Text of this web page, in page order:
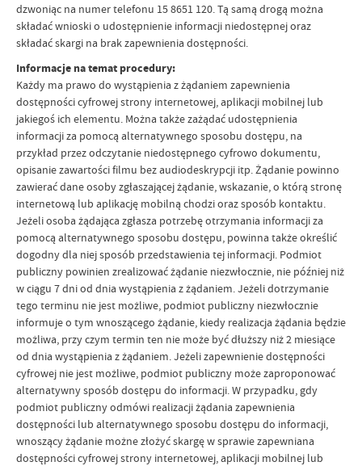
dzwoniąc na numer telefonu 15 8651 120. Tą samą drogą można
składać wnioski o udostępnienie informacji niedostępnej oraz
składać skargi na brak zapewnienia dostępności.
Informacje na temat procedury:
Każdy ma prawo do wystąpienia z żądaniem zapewnienia
dostępności cyfrowej strony internetowej, aplikacji mobilnej lub
jakiegoś ich elementu. Można także zażądać udostępnienia
informacji za pomocą alternatywnego sposobu dostępu, na
przykład przez odczytanie niedostępnego cyfrowo dokumentu,
opisanie zawartości filmu bez audiodeskrypcji itp. Żądanie powinno
zawierać dane osoby zgłaszającej żądanie, wskazanie, o którą stronę
internetową lub aplikację mobilną chodzi oraz sposób kontaktu.
Jeżeli osoba żądająca zgłasza potrzebę otrzymania informacji za
pomocą alternatywnego sposobu dostępu, powinna także określić
dogodny dla niej sposób przedstawienia tej informacji. Podmiot
publiczny powinien zrealizować żądanie niezwłocznie, nie później niż
w ciągu 7 dni od dnia wystąpienia z żądaniem. Jeżeli dotrzymanie
tego terminu nie jest możliwe, podmiot publiczny niezwłocznie
informuje o tym wnoszącego żądanie, kiedy realizacja żądania będzie
możliwa, przy czym termin ten nie może być dłuższy niż 2 miesiące
od dnia wystąpienia z żądaniem. Jeżeli zapewnienie dostępności
cyfrowej nie jest możliwe, podmiot publiczny może zaproponować
alternatywny sposób dostępu do informacji. W przypadku, gdy
podmiot publiczny odmówi realizacji żądania zapewnienia
dostępności lub alternatywnego sposobu dostępu do informacji,
wnoszący żądanie możne złożyć skargę w sprawie zapewniana
dostępności cyfrowej strony internetowej, aplikacji mobilnej lub